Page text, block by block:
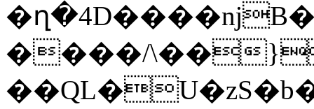
����/\��